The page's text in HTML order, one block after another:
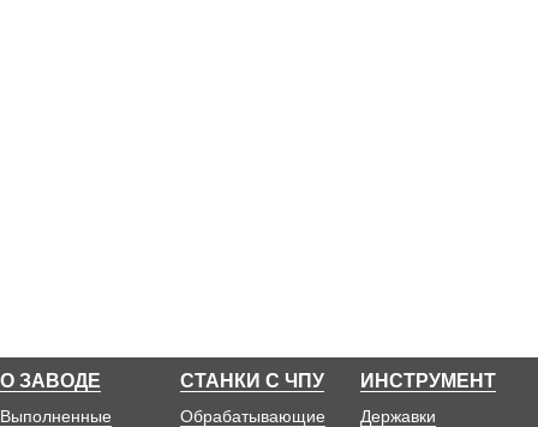
О ЗАВОДЕ
Выполненные
СТАНКИ С ЧПУ
Обрабатывающие
ИНСТРУМЕНТ
Державки